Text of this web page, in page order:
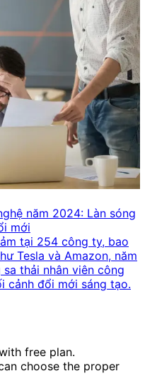
năm 2024: Làn sóng
mới
tại 254 công ty, bao
Tesla và Amazon, năm
thải nhân viên công
cảnh đổi mới sáng tạo.
free plan.
choose the proper